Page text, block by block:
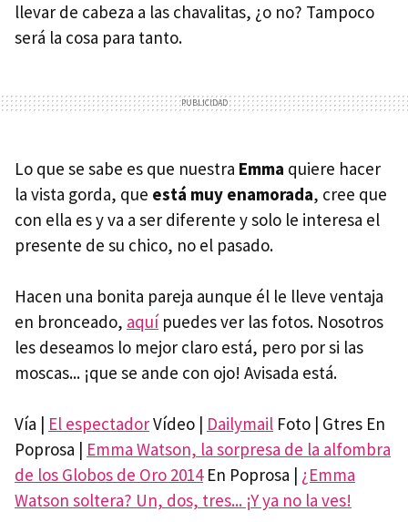
llevar de cabeza a las chavalitas, ¿o no? Tampoco
será la cosa para tanto.
Lo que se sabe es que nuestra Emma quiere hacer
la vista gorda, que está muy enamorada, cree que
con ella es y va a ser diferente y solo le interesa el
presente de su chico, no el pasado.
Hacen una bonita pareja aunque él le lleve ventaja
en bronceado, aquípuedes ver las fotos. Nosotros
les deseamos lo mejor claro está, pero por si las
moscas... ¡que se ande con ojo! Avisada está.
Vía | El espectadorVídeo | Dailymail Foto | Gtres En
Poprosa | Emma Watson, la sorpresa de la alfombra
de los Globos de Oro 2014En Poprosa | ¿Emma
Watson soltera? Un, dos, tres... ¡Y ya no la ves!